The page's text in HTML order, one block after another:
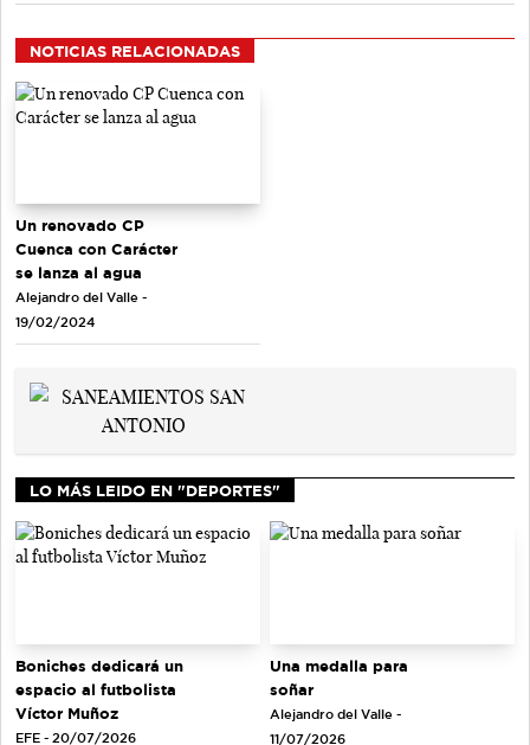
NOTICIAS RELACIONADAS
Un renovado CP
Cuenca con Carácter
se lanza al agua
Alejandro del Valle -
19/02/2024
LO MÁS LEIDO EN "DEPORTES"
Boniches dedicará un
espacio al futbolista
Víctor Muñoz
EFE - 20/07/2026
Una medalla para
soñar
Alejandro del Valle -
11/07/2026